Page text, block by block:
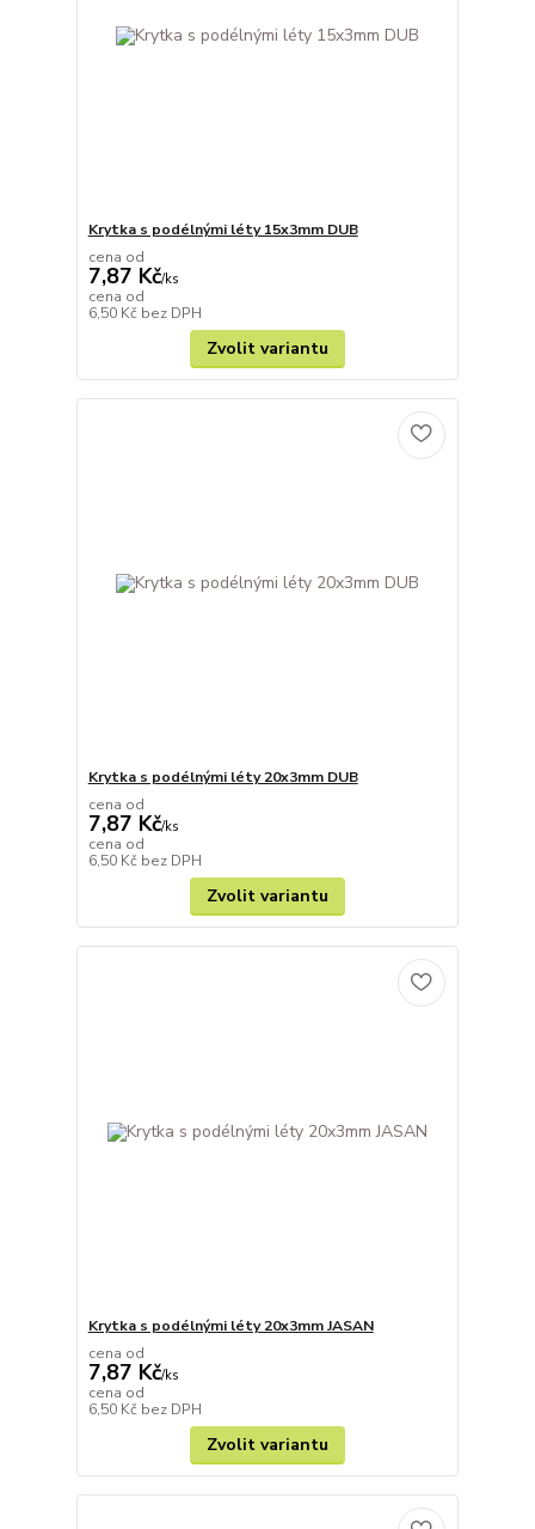
Krytka s podélnými léty 15x3mm DUB
cena od
7,87 Kč/ks
cena od
6,50 Kč bez DPH
Zvolit variantu
Krytka s podélnými léty 20x3mm DUB
cena od
7,87 Kč/ks
cena od
6,50 Kč bez DPH
Zvolit variantu
Krytka s podélnými léty 20x3mm JASAN
cena od
7,87 Kč/ks
cena od
6,50 Kč bez DPH
Zvolit variantu